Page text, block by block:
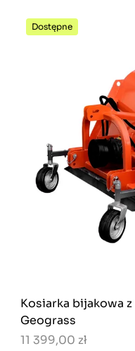
Dostępne
Kosiarka bijakowa
Geograss
11 399,00 zł